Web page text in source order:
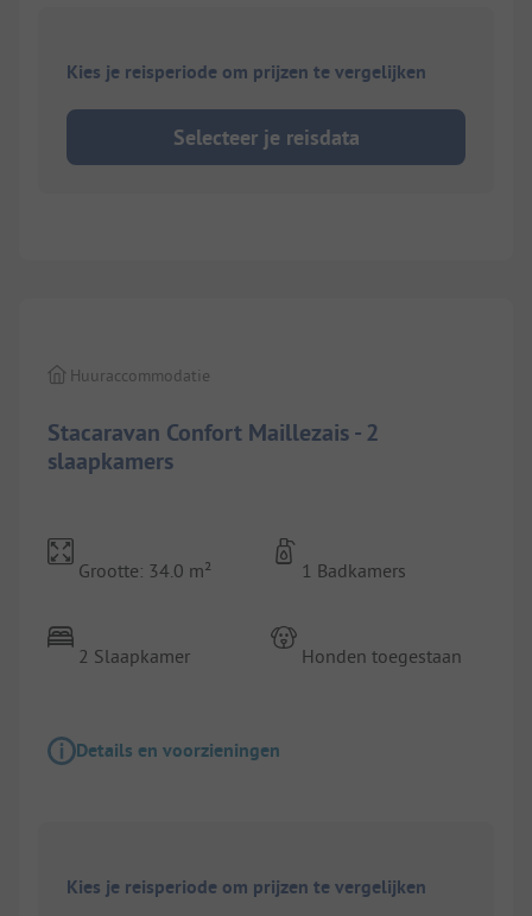
Kies je reisperiode om prijzen te vergelijken
Selecteer je reisdata
Stacaravan Confort Maillezais - 2
slaapkamers
Huuraccommodatie
Grootte: 34.0 m²
2 Slaapkamer
1 Badkamers
Honden toegestaan
Details en voorzieningen
Kies je reisperiode om prijzen te vergelijken